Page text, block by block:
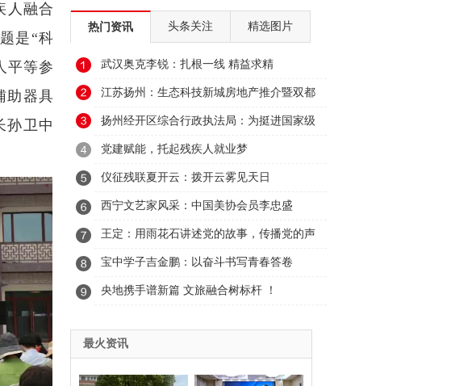
人融合
是 “科
平等参
助器具
孙卫中
热门资讯 头条关注 精选图片
武汉奥克李锐：扎根一线 精益求精
江苏扬州：生态科技新城房地产推介暨双都
大厦招商会顺利举行
扬州经开区综合行政执法局：为挺进国家级
经开区50强贡献城管力量
党建赋能，托起残疾人就业梦
仪征残联夏开云：拨开云雾见天日
西宁文艺家风采：中国美协会员李忠盛
王定：用雨花石讲述党的故事，传播党的声
音
宝中学子吉金鹏：以奋斗书写青春答卷
央地携手谱新篇 文旅融合树标杆 ！
最火资讯